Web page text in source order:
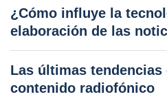
¿Cómo influye la
elaboración de las
Las últimas
contenido radiofónico